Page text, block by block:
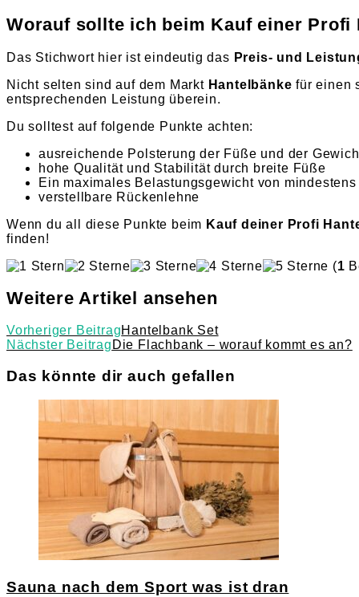
Worauf sollte ich beim Kauf einer Profi
Das Stichwort hier ist eindeutig das Preis- und
Nicht selten sind auf dem Markt Hantelbänke für einen
entsprechenden Leistung überein.
Du solltest auf folgende Punkte achten:
ausreichende Polsterung der Füße und der
hohe Qualität und Stabilität durch breite Füße
Ein maximales Belastungsgewicht von
verstellbare Rückenlehne
Wenn du all diese Punkte beim Kauf deiner Profi
finden!
(1
Weitere Artikel ansehen
Vorheriger BeitragHantelbank Set
Nächster Beitrag Die Flachbank – worauf kommt es an?
Das könnte dir auch gefallen
Sauna nach dem Sport was ist dran